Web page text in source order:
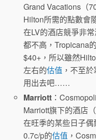
Grand Vacations（
Hilton所需的點數會
在LV的酒店競爭非
都不高，Tropicana
$40+，所以雖然
左右的估值 ，不至
用出去吧……
Marriott ：
Marriott旗下的酒店
在旺季的某些日子
0.7c/p的估值 ，